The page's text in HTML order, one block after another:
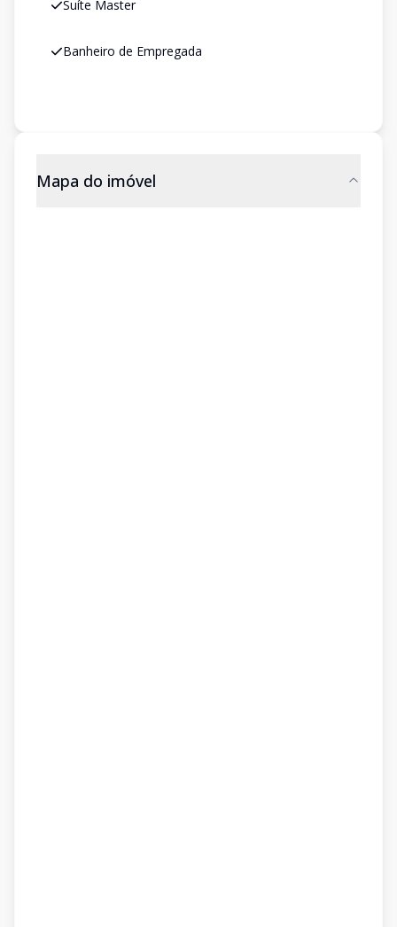
Suíte Master
Banheiro de Empregada
Mapa do imóvel